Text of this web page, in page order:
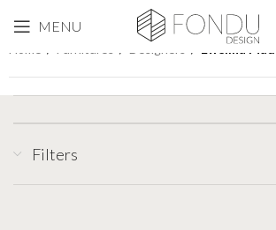
MENU
Ewelina
Filters